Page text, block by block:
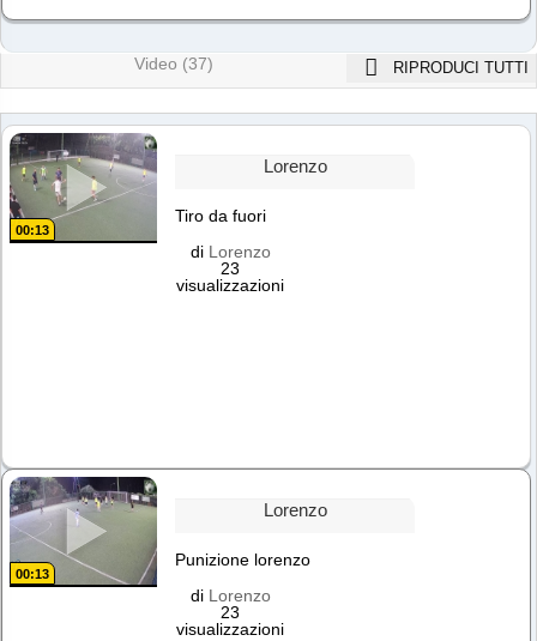
Video (37) RIPRODUCI TUTTI
00:13
Lorenzo
Tiro da fuori
di Lorenzo
23
visualizzazioni
00:13
Lorenzo
Punizione lorenzo
di Lorenzo
23
visualizzazioni